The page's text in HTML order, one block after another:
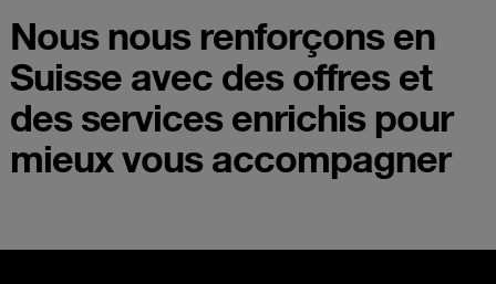
Nous nous renforçons en
Suisse avec des offres et
des services enrichis pour
mieux vous accompagner